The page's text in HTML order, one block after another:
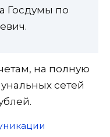
Госдумы по
на полную
сетей